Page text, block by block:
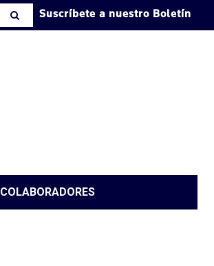
Suscríbete a nuestro Boletín
COLABORADORES